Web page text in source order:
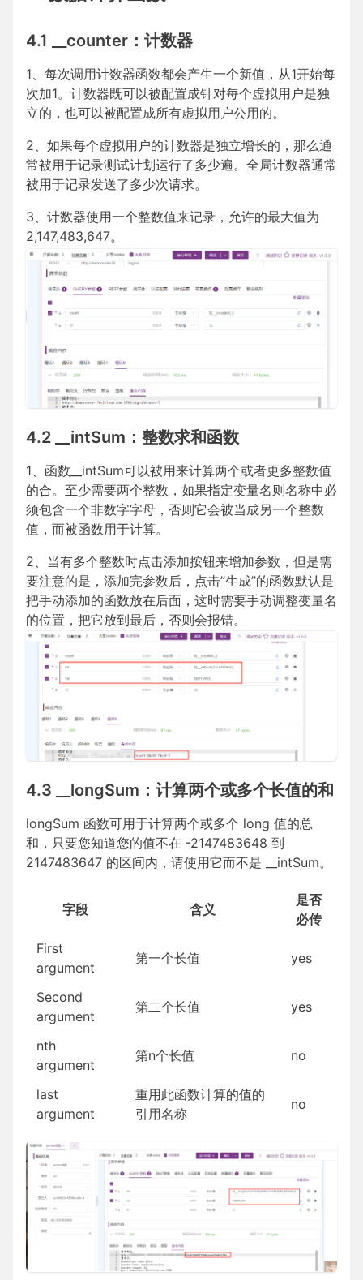
4.1 __counter：计数器
1、每次调用计数器函数都会产生一个新值，从1开始每
次加1。计数器既可以被配置成针对每个虚拟用户是独
立的，也可以被配置成所有虚拟用户公用的。
2、如果每个虚拟用户的计数器是独立增长的，那么通
常被用于记录测试计划运行了多少遍。全局计数器通常
被用于记录发送了多少次请求。
3、计数器使用一个整数值来记录，允许的最大值为
2,147,483,647。
4.2 __intSum：整数求和函数
1、函数__intSum可以被用来计算两个或者更多整数值
的合。至少需要两个整数，如果指定变量名则名称中必
须包含一个非数字字母，否则它会被当成另一个整数
值，而被函数用于计算。
2、当有多个整数时点击添加按钮来增加参数，但是需
要注意的是，添加完参数后，点击”生成”的函数默认是
把手动添加的函数放在后面，这时需要手动调整变量名
的位置，把它放到最后，否则会报错。
4.3 __longSum：计算两个或多个长值的和
longSum 函数可用于计算两个或多个 long 值的总
和，只要您知道您的值不在 -2147483648 到
2147483647 的区间内，请使用它而不是 __intSum。
字段 含义
是否
必传
First
argument
第一个长值 yes
Second
argument
第二个长值 yes
nth
argument
第n个长值 no
last
argument
重用此函数计算的值的
引用名称
no